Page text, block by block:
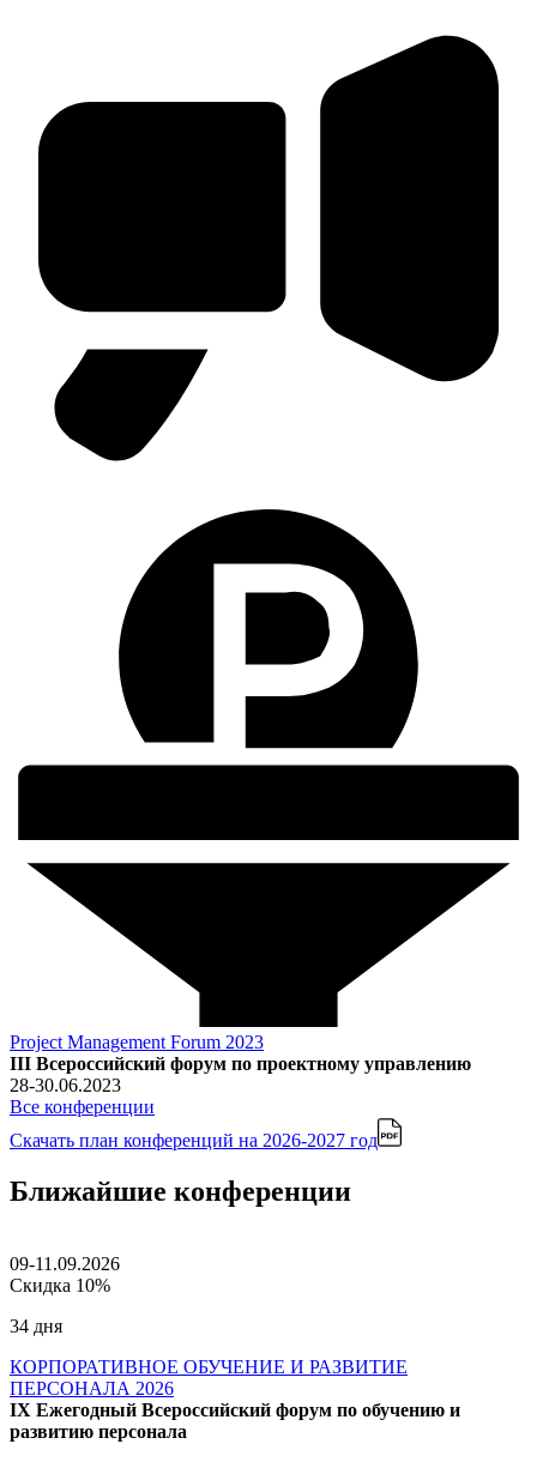
Project Management Forum 2023
III Всероссийский форум по проектному управлению
28-30.06.2023
Все конференции
Скачать план конференций на 2026-2027 год
Ближайшие конференции
09-11.09.2026
Скидка 10%
34 дня
КОРПОРАТИВНОЕ ОБУЧЕНИЕ И РАЗВИТИЕ
ПЕРСОНАЛА 2026
IX Ежегодный Всероссийский форум по обучению и
развитию персонала